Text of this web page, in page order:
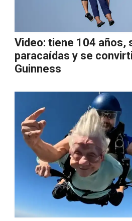
Video: tiene 104 años,
paracaídas y se
Guinness